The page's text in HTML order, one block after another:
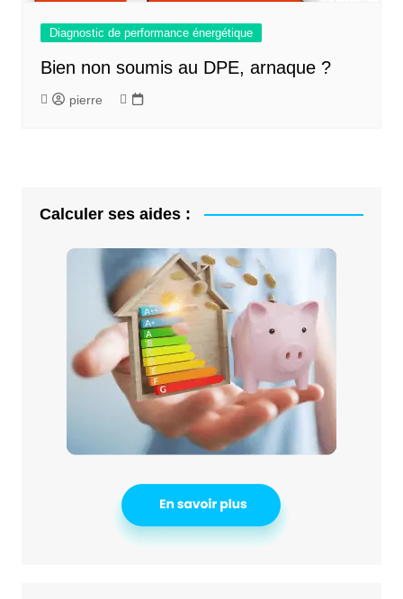
Diagnostic de performance énergétique
Bien non soumis au DPE, arnaque ?
pierre
Calculer ses aides :